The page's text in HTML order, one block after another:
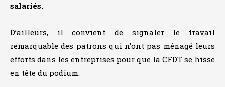
salariés.
D’ailleurs, il convient de signaler le travail
remarquable des patrons qui n’ont pas ménagé leurs
efforts dans les entreprises pour que la CFDT se hisse
en tête du podium.